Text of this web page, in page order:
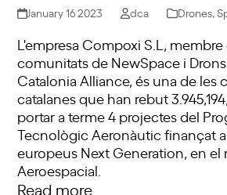
January 16 2023 dca Drones,
L'empresa Compoxi S.L, membre
comunitats de NewSpace i
Catalonia Alliance, és una de les
catalanes que han rebut
portar a terme 4 projectes del
Tecnològic Aeronàutic finançat
europeus Next Generation, en el
Aeroespacial.
Read more